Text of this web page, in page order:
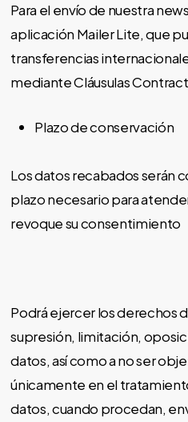
Para el envío de nuestra
aplicación Mailer Lite, que
transferencias
mediante Cláusulas
Plazo de conservación
Los datos recabados serán
plazo necesario para
revoque su consentimiento
Podrá ejercer los derechos
supresión, limitación,
datos, así como a no ser
únicamente en el
datos, cuando procedan,